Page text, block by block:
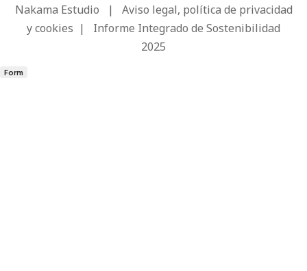
Nakama Estudio | Aviso legal, política de privacidad
y cookies | Informe Integrado de Sostenibilidad
2025
Form